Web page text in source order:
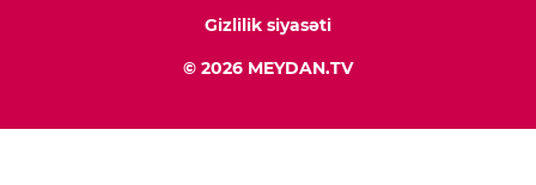
Gizlilik siyasəti
© 2026 MEYDAN.TV